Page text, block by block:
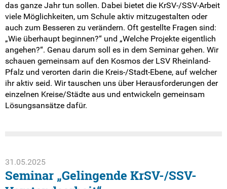
Shop
Kontakt
Intern
das ganze Jahr tun sollen. Dabei bietet die KrSV-/SSV-Arbeit
viele Möglichkeiten, um Schule aktiv mitzugestalten oder
auch zum Besseren zu verändern. Oft gestellte Fragen sind:
„Wie überhaupt beginnen?“ und „Welche Projekte eigentlich
angehen?“. Genau darum soll es in dem Seminar gehen. Wir
schauen gemeinsam auf den Kosmos der LSV Rheinland-
Pfalz und verorten darin die Kreis-/Stadt-Ebene, auf welcher
ihr aktiv seid. Wir tauschen uns über Herausforderungen der
einzelnen Kreise/Städte aus und entwickeln gemeinsam
Lösungsansätze dafür.
31.05.2025
Seminar „Gelingende KrSV-/SSV-